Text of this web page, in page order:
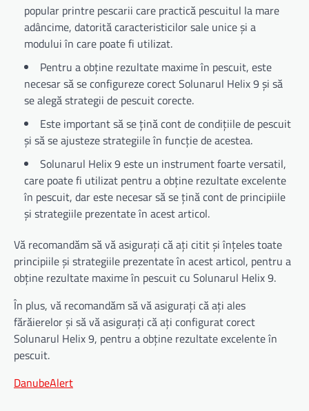
popular printre pescarii care practică pescuitul la mare
adâncime, datorită caracteristicilor sale unice și a
modului în care poate fi utilizat.
Pentru a obține rezultate maxime în pescuit, este
necesar să se configureze corect Solunarul Helix 9 și să
se alegă strategii de pescuit corecte.
Este important să se țină cont de condițiile de pescuit
și să se ajusteze strategiile în funcție de acestea.
Solunarul Helix 9 este un instrument foarte versatil,
care poate fi utilizat pentru a obține rezultate excelente
în pescuit, dar este necesar să se țină cont de principiile
și strategiile prezentate în acest articol.
Vă recomandăm să vă asigurați că ați citit și înțeles toate
principiile și strategiile prezentate în acest articol, pentru a
obține rezultate maxime în pescuit cu Solunarul Helix 9.
În plus, vă recomandăm să vă asigurați că ați ales
fărăierelor și să vă asigurați că ați configurat corect
Solunarul Helix 9, pentru a obține rezultate excelente în
pescuit.
DanubeAlert